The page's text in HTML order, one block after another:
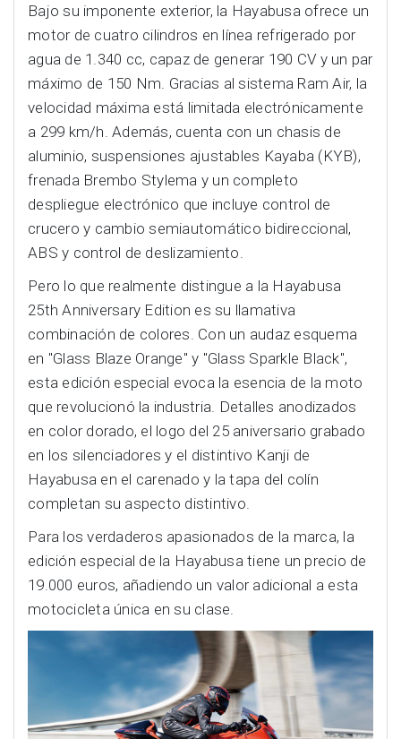
Bajo su imponente exterior, la Hayabusa ofrece un
motor de cuatro cilindros en línea refrigerado por
agua de 1.340 cc, capaz de generar 190 CV y un par
máximo de 150 Nm. Gracias al sistema Ram Air, la
velocidad máxima está limitada electrónicamente
a 299 km/h. Además, cuenta con un chasis de
aluminio, suspensiones ajustables Kayaba (KYB),
frenada Brembo Stylema y un completo
despliegue electrónico que incluye control de
crucero y cambio semiautomático bidireccional,
ABS y control de deslizamiento.
Pero lo que realmente distingue a la Hayabusa
25th Anniversary Edition es su llamativa
combinación de colores. Con un audaz esquema
en "Glass Blaze Orange" y "Glass Sparkle Black",
esta edición especial evoca la esencia de la moto
que revolucionó la industria. Detalles anodizados
en color dorado, el logo del 25 aniversario grabado
en los silenciadores y el distintivo Kanji de
Hayabusa en el carenado y la tapa del colín
completan su aspecto distintivo.
Para los verdaderos apasionados de la marca, la
edición especial de la Hayabusa tiene un precio de
19.000 euros, añadiendo un valor adicional a esta
motocicleta única en su clase.